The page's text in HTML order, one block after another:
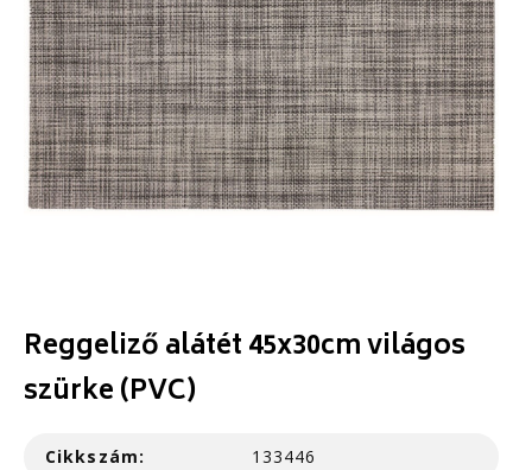
Reggeliző alátét 45x30cm világos
szürke (PVC)
Cikkszám: 133446